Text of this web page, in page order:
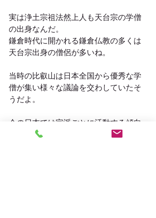
実は浄土宗祖法然上人も天台宗の学僧
の出身なんだ。
鎌倉時代に開かれる鎌倉仏教の多くは
天台宗出身の僧侶が多いね。
当時の比叡山は日本全国から優秀な学
僧が集い様々な議論を交わしていたそ
うだよ。
今の日本では宗派ごとに活動する傾向
が強いから、